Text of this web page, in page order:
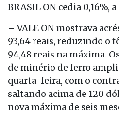
BRASIL ON cedia 0,16%,
– VALE ON mostrava
93,64 reais, reduzindo o
94,48 reais na máxima.
de minério de ferro
quarta-feira, com o
saltando acima de 120
nova máxima de seis